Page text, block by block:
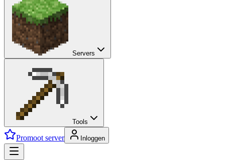
Servers
Tools
Promoot server Inloggen